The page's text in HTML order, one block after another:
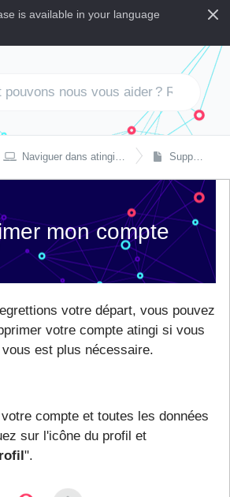
is available in your language
 Naviguer dans atingi sur un ordinateur de bureau ou portable Supprimer mon compte
mon compte
votre départ, vous pouvez
votre compte atingi si vous
est plus nécessaire.
compte et toutes les données
sur l'icône du profil et
".